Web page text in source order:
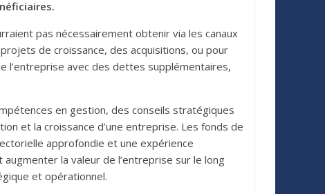
pas nécessairement obtenir via les canaux
de croissance, des acquisitions, ou pour
l’entreprise avec des dettes supplémentaires,
en gestion, des conseils stratégiques
et la croissance d’une entreprise. Les fonds de
approfondie et une expérience
la valeur de l’entreprise sur le long
et opérationnel.